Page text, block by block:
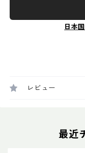
日本
レビュー
最近